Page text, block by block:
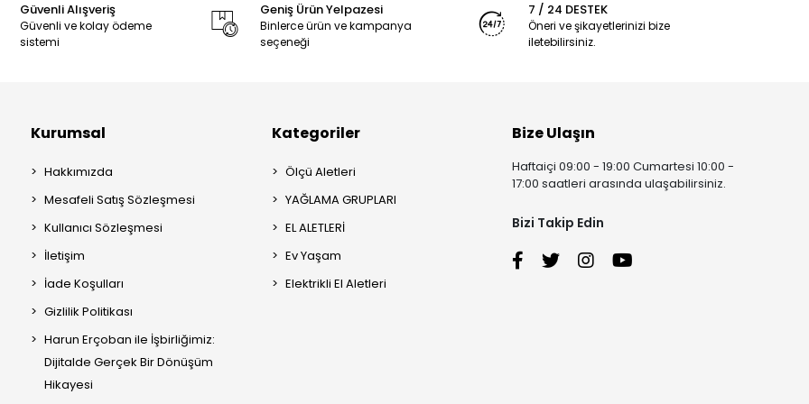
Güvenli Alışveriş
Güvenli ve kolay ödeme
sistemi
Geniş Ürün Yelpazesi
Binlerce ürün ve kampanya
seçeneği
7 / 24 DESTEK
Öneri ve şikayetlerinizi bize
iletebilirsiniz.
Kurumsal
Hakkımızda
Mesafeli Satış Sözleşmesi
Kullanıcı Sözleşmesi
İletişim
İade Koşulları
Gizlilik Politikası
Harun Erçoban ile İşbirliğimiz:
Dijitalde Gerçek Bir Dönüşüm
Hikayesi
Kategoriler
Ölçü Aletleri
YAĞLAMA GRUPLARI
EL ALETLERİ
Ev Yaşam
Elektrikli El Aletleri
Bize Ulaşın
Haftaiçi 09:00 - 19:00 Cumartesi 10:00 -
17:00 saatleri arasında ulaşabilirsiniz.
Bizi Takip Edin